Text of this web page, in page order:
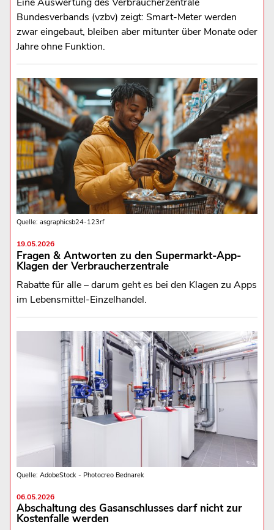
Bundesverbands (vzbv) zeigt: Smart-Meter werden
zwar eingebaut, bleiben aber mitunter über Monate oder
Jahre ohne Funktion.
Quelle: asgraphicsb24-123rf
19.05.2026
Fragen & Antworten zu den Supermarkt-App-
Klagen der Verbraucherzentrale
Rabatte für alle – darum geht es bei den Klagen zu Apps
im Lebensmittel-Einzelhandel.
Quelle: AdobeStock - Photocreo Bednarek
06.05.2026
Abschaltung des Gasanschlusses darf nicht zur
Kostenfalle werden